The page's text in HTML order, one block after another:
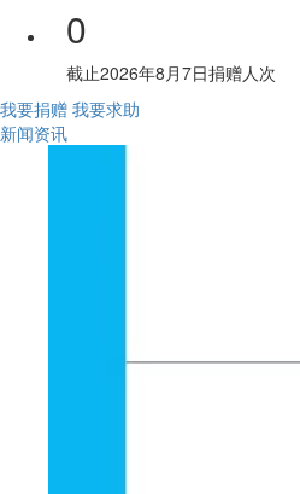
0
截止2026年8 月7日捐赠人次
我要捐赠 我要求助
新闻资讯